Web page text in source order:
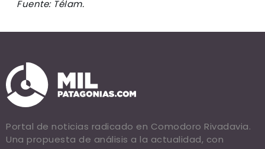
Fuente: Télam.
Portal de noticias radicado en Comodoro Rivadavia.
Una propuesta de análisis a la actualidad, con